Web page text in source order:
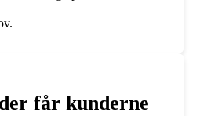
får kunderne